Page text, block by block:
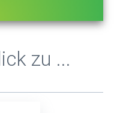
zu ...